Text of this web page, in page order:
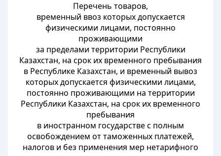
Перечень товаров,
временный ввоз которых допускается
физическими лицами, постоянно
проживающими
за пределами территории Республики
Казахстан, на срок их временного пребывания
в Республике Казахстан, и временный вывоз
которых допускается физическими лицами,
постоянно проживающими на территории
Республики Казахстан, на срок их временного
пребывания
в иностранном государстве с полным
освобождением от таможенных платежей,
налогов и без применения мер нетарифного